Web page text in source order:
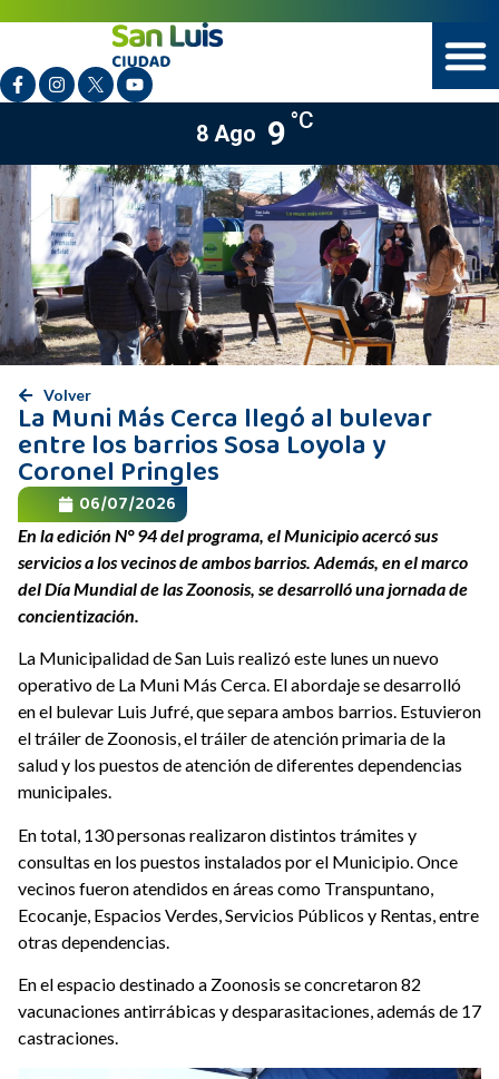
8 Ago 9 °C
Volver
La Muni Más Cerca llegó al bulevar
entre los barrios Sosa Loyola y
Coronel Pringles
06/07/2026
En la edición N° 94 del programa, el Municipio acercó sus
servicios a los vecinos de ambos barrios. Además, en el marco
del Día Mundial de las Zoonosis, se desarrolló una jornada de
concientización.
La Municipalidad de San Luis realizó este lunes un nuevo
operativo de La Muni Más Cerca. El abordaje se desarrolló
en el bulevar Luis Jufré, que separa ambos barrios. Estuvieron
el tráiler de Zoonosis, el tráiler de atención primaria de la
salud y los puestos de atención de diferentes dependencias
municipales.
En total, 130 personas realizaron distintos trámites y
consultas en los puestos instalados por el Municipio. Once
vecinos fueron atendidos en áreas como Transpuntano,
Ecocanje, Espacios Verdes, Servicios Públicos y Rentas, entre
otras dependencias.
En el espacio destinado a Zoonosis se concretaron 82
vacunaciones antirrábicas y desparasitaciones, además de 17
castraciones.